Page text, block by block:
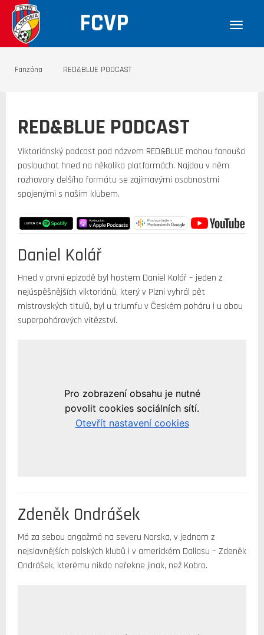
FCVP
Fanzóna RED&BLUE PODCAST
RED&BLUE PODCAST
Viktoriánský podcast pod názvem RED&BLUE mohou fanoušci
poslouchat hned na několika platformách. Najdou v něm
rozhovory delšího formátu se zajímavými osobnostmi
spojenými s naším klubem.
Daniel Kolář
Hned v první epizodě byl hostem Daniel Kolář – jeden z
nejúspěšnějších viktoriánů, který v Plzni vyhrál pět
mistrovských titulů, byl u triumfu v Českém poháru i u obou
superpohárových vítězství.
Zdeněk Ondrášek
Má za sebou angažmá na severu Norska, v jednom z
nejslavnějších polských klubů i v americkém Dallasu – Zdeněk
Ondrášek, kterému nikdo neřekne jinak, než Kobro.